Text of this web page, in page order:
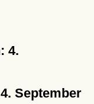
4.
September